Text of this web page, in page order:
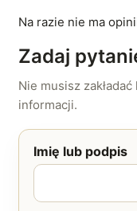
Na razie nie ma
Zadaj
Nie musisz
informacji.
Imię lub podpis